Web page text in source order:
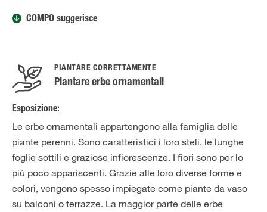
COMPO suggerisce
PIANTARE CORRETTAMENTE
Piantare erbe ornamentali
Esposizione:
Le erbe ornamentali appartengono alla famiglia delle
piante perenni. Sono caratteristici i loro steli, le lunghe
foglie sottili e graziose infiorescenze. I fiori sono per lo
più poco appariscenti. Grazie alle loro diverse forme e
colori, vengono spesso impiegate come piante da vaso
su balconi o terrazze. La maggior parte delle erbe